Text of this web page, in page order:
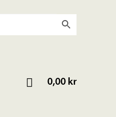
0,00kr